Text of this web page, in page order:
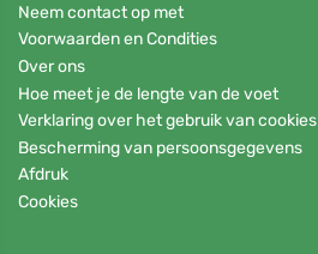
Neem contact op met
Voorwaarden en Condities
Over ons
Hoe meet je de lengte van de voet
Verklaring over het gebruik van cookies
Bescherming van persoonsgegevens
Afdruk
Cookies